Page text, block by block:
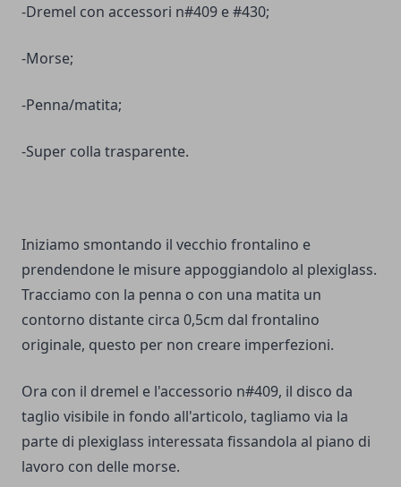
-Dremel con accessori n#409 e #430;
-Morse;
-Penna/matita;
-Super colla trasparente.
Iniziamo smontando il vecchio frontalino e
prendendone le misure appoggiandolo al plexiglass.
Tracciamo con la penna o con una matita un
contorno distante circa 0,5cm dal frontalino
originale, questo per non creare imperfezioni.
Ora con il dremel e l'accessorio n#409, il disco da
taglio visibile in fondo all'articolo, tagliamo via la
parte di plexiglass interessata fissandola al piano di
lavoro con delle morse.